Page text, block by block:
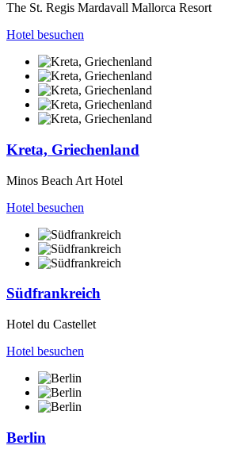
The St. Regis Mardavall Mallorca Resort
Hotel besuchen
Kreta, Griechenland
Minos Beach Art Hotel
Hotel besuchen
Südfrankreich
Hotel du Castellet
Hotel besuchen
Berlin